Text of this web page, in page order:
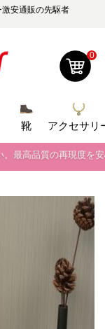
安通販の先駆者
0
靴
アクセサリ
最高品質の再現度を
な割引をご利用いただ
最新モデルが登場。
。最高品質の再現度を
な割引をご利用いただ
最新モデルが登場。